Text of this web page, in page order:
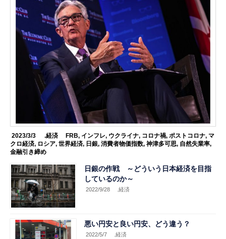
2023/3/3 .経済 FRB, インフレ, ウクライナ, コロナ禍, ポストコロナ, マ
クロ経済, ロシア,世界経済, 日銀,消費者物価指数,神津多可思, 自然失業率,
金融引き締め
日銀の作戦 ～どういう日本経済を目指
しているのか～
2022/9/28 .経済
悪い円安と良い円安、どう違う？
2022/5/7 .経済